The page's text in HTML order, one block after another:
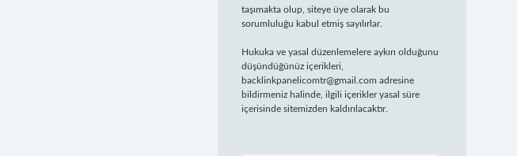
taşımakta olup, siteye üye olarak bu
sorumluluğu kabul etmiş sayılırlar.
Hukuka ve yasal düzenlemelere aykırı olduğunu
düşündüğünüz içerikleri,
backlinkpanelicomtr@gmail.com adresine
bildirmeniz halinde, ilgili içerikler yasal süre
içerisinde sitemizden kaldırılacaktır.